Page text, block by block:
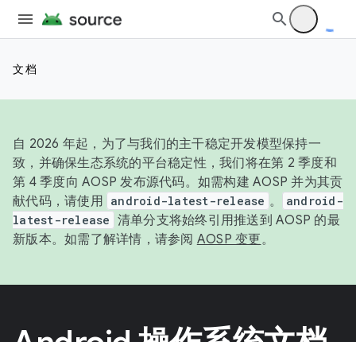
文档
自 2026 年起，为了与我们的主干稳定开发模型保持一
致，并确保生态系统的平台稳定性，我们将在第 2 季度和
第 4 季度向 AOSP 发布源代码。如需构建 AOSP 并为其贡
献代码，请使用 android-latest-release 。
android-
latest-release 清单分支将始终引用推送到 AOSP 的最
新版本。如需了解详情，请参阅 AOSP 变更。